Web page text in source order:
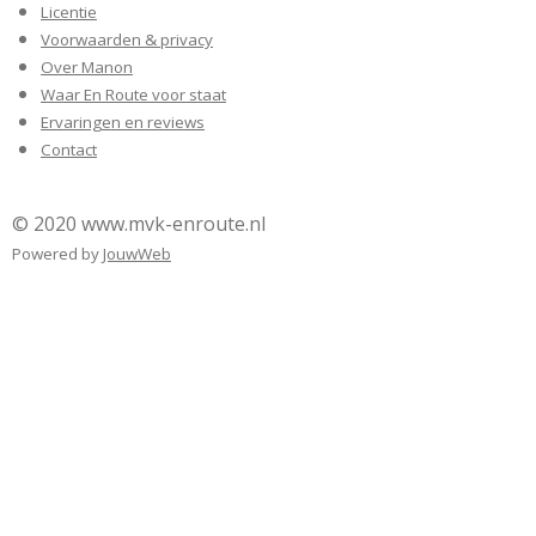
Licentie
Voorwaarden & privacy
Over Manon
Waar En Route voor staat
Ervaringen en reviews
Contact
© 2020 www.mvk-enroute.nl
Powered by JouwWeb